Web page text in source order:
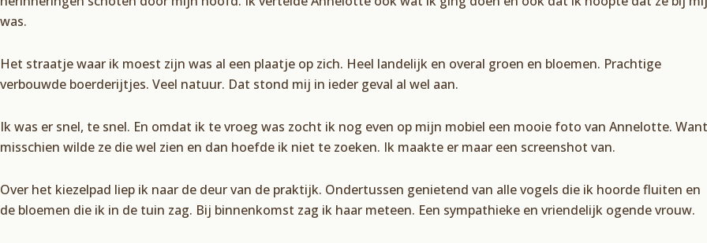
was.
Het straatje waar ik moest zijn was al een plaatje op zich. Heel landelijk en overal groen en bloemen. Prachtige
verbouwde boerderijtjes. Veel natuur. Dat stond mij in ieder geval al wel aan.
Ik was er snel, te snel. En omdat ik te vroeg was zocht ik nog even op mijn mobiel een mooie foto van Annelotte. Want
misschien wilde ze die wel zien en dan hoefde ik niet te zoeken. Ik maakte er maar een screenshot van.
Over het kiezelpad liep ik naar de deur van de praktijk. Ondertussen genietend van alle vogels die ik hoorde fluiten en
de bloemen die ik in de tuin zag. Bij binnenkomst zag ik haar meteen. Een sympathieke en vriendelijk ogende vrouw.